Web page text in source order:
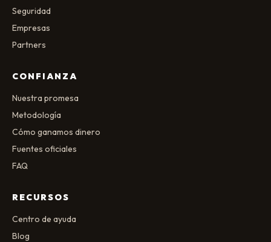
Seguridad
Empresas
Partners
CONFIANZA
Nuestra promesa
Metodología
Cómo ganamos dinero
Fuentes oficiales
FAQ
RECURSOS
Centro de ayuda
Blog